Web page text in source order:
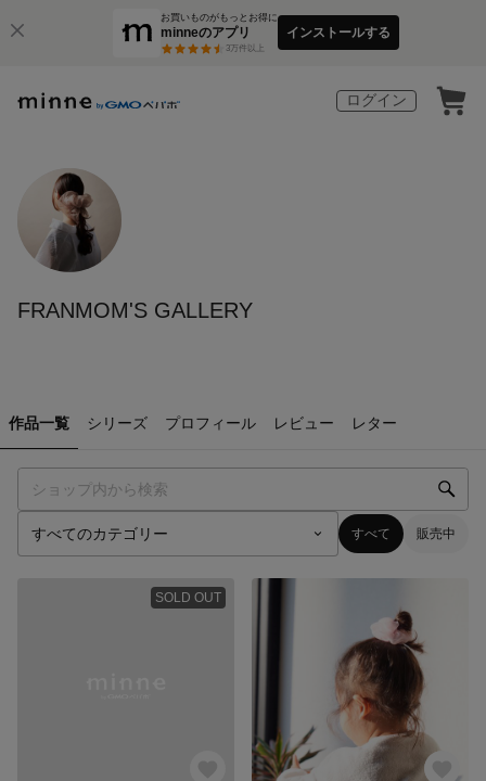
お買いものがもっとお得に
minneのアプリ
3万件以上
インストールする
ログイン
FRANMOM'S GALLERY
作品一覧 シリーズ プロフィール レビュー レター
すべて 販売中
SOLD OUT